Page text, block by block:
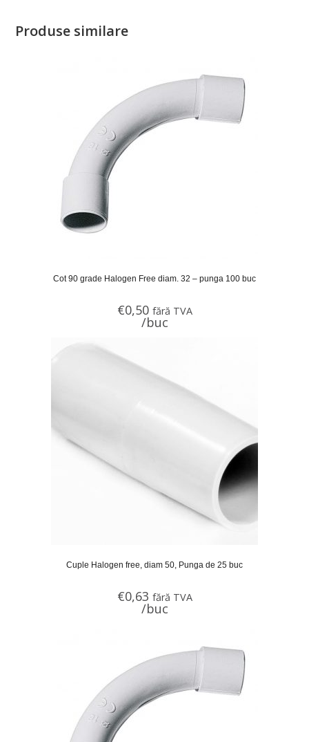
Produse similare
Cot 90 grade Halogen Free diam. 32 – punga 100 buc
€0,50 fără TVA
/buc
Cuple Halogen free, diam 50, Punga de 25 buc
€0,63 fără TVA
/buc